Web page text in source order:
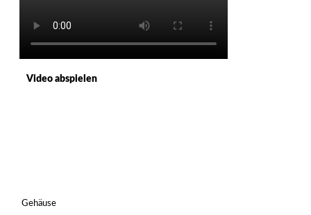
Video abspielen
Gehäuse